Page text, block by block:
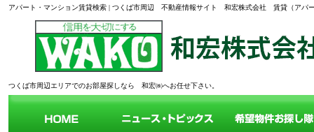
アパート・マンション賃貸検索 | つくば市周辺 不動産情報サイト 和宏株式会社 賃貸（アパ
つくば市周辺エリアでのお部屋探しなら 和宏㈱へお任せ下さい。